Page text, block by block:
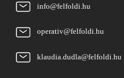
info@felfoldi.hu
operativ@felfoldi.hu
klaudia.dudla@felfoldi.hu